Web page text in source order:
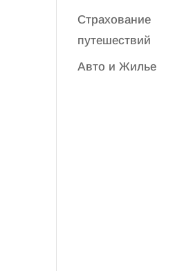
Страхование
путешествий
Авто и Жилье